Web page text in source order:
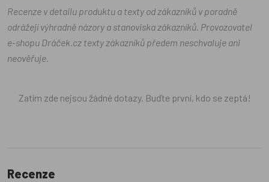
Recenze v detailu produktu a texty od zákazníků v poradně
odrážejí výhradně názory a stanoviska zákazníků. Provozovatel
e-shopu Dráček.cz texty zákazníků předem neschvaluje ani
neověřuje.
Zatím zde nejsou žádné dotazy. Buďte první, kdo se zeptá!
Recenze